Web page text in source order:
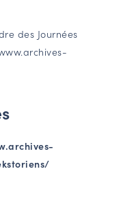
des Journées